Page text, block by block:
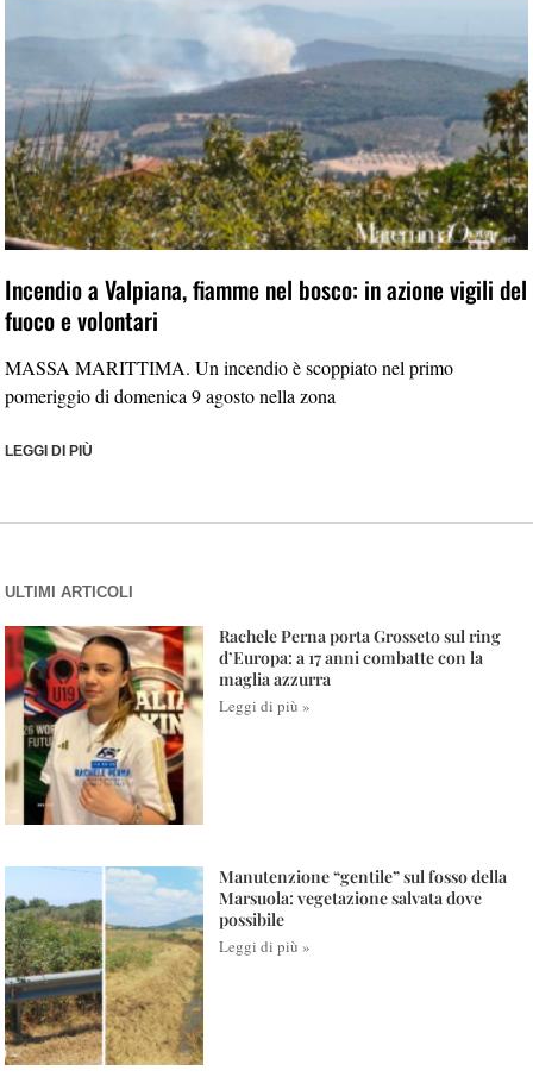
Incendio a Valpiana, fiamme nel bosco: in azione vigili del
fuoco e volontari
MASSA MARITTIMA. Un incendio è scoppiato nel primo
pomeriggio di domenica 9 agosto nella zona
LEGGI DI PIÙ
ULTIMI ARTICOLI
Rachele Perna porta Grosseto sul ring
d’Europa: a 17 anni combatte con la
maglia azzurra
Leggi di più »
Manutenzione “gentile” sul fosso della
Marsuola: vegetazione salvata dove
possibile
Leggi di più »